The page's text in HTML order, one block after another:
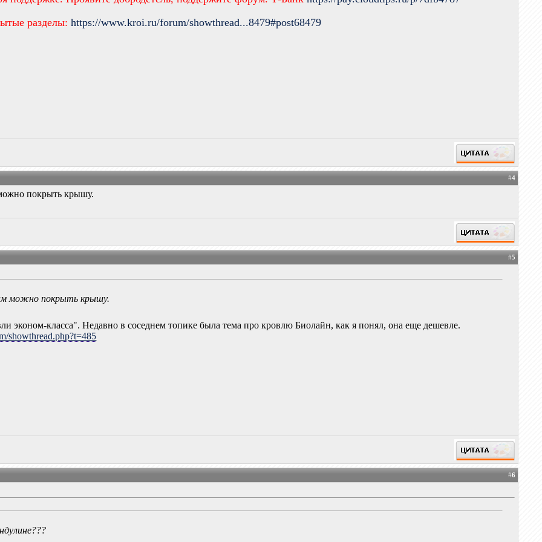
разделы:https://www.kroi.ru/forum/showthread...8479#post68479
#4
покрыть крышу.
#5
можно покрыть крышу.
эконом-класса". Недавно в соседнем топике была тема про кровлю Биолайн, как я понял, она еще дешевле.
showthread.php?t=485
#6